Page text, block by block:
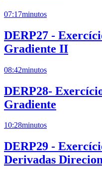
07:17minutos
DERP27 -
Gradiente II
08:42minutos
DERP28-
Gradiente
10:28minutos
DERP29 -
Derivadas